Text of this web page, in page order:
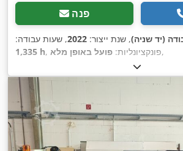
פנה
(יד שניה), שנת ייצור: 2022, שעות עבודה:
1,335 h
, פונקציונליות: פועל באופן מלא ,